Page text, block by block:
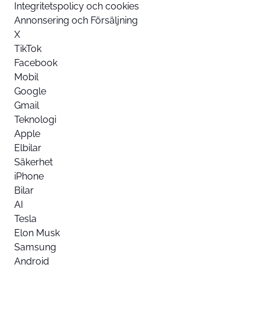
Integritetspolicy och cookies
Annonsering och Försäljning
X
TikTok
Facebook
Mobil
Google
Gmail
Teknologi
Apple
Elbilar
Säkerhet
iPhone
Bilar
AI
Tesla
Elon Musk
Samsung
Android